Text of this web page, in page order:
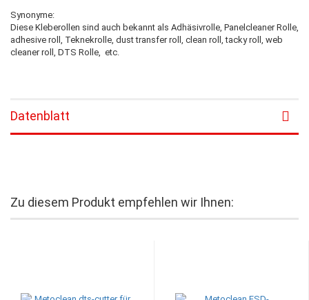
Synonyme:
Diese Kleberollen sind auch bekannt als Adhäsivrolle, Panelcleaner Rolle,
adhesive roll, Teknekrolle, dust transfer roll, clean roll, tacky roll, web
cleaner roll, DTS Rolle, etc.
Datenblatt
Zu diesem Produkt empfehlen wir Ihnen: